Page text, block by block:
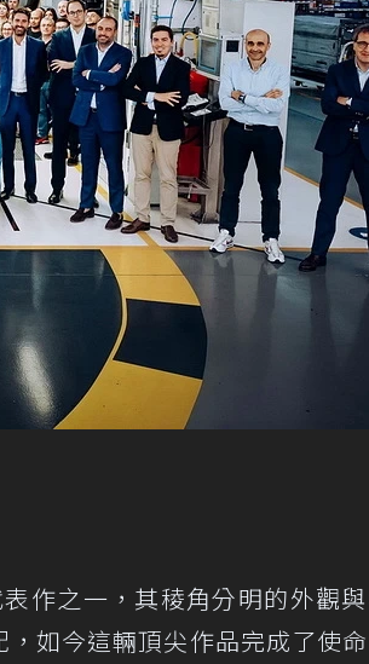
作之一，其稜角分明的外觀
如今這輛頂尖作品完成了使